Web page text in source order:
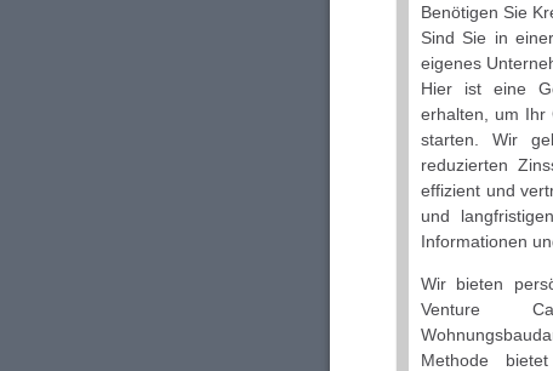
Benötigen Sie
Sind Sie in
eigenes
Hier ist eine
erhalten, um Ihr
starten. Wir
reduzierten
effizient und
und
Informationen
Wir bieten
Venture
Methode